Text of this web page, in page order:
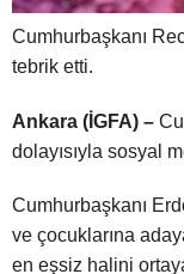
Cumhurbaşkanı
tebrik etti.
Ankara (İGFA) –
dolayısıyla sosyal
Cumhurbaşkanı
ve çocuklarına
en eşsiz halini